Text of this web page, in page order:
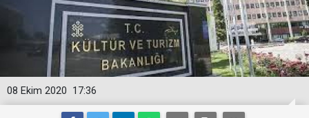
17:36
08 Ekim 2020